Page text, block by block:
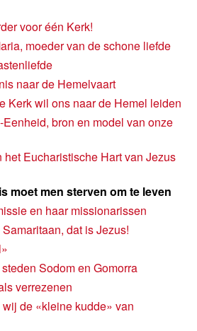
voor één Kerk!
moeder van de schone liefde
naar de Hemelvaart
Kerk wil ons naar de Hemel leiden
bron en model van onze
het Eucharistische Hart van Jezus
moet men sterven om te leven
en haar missionarissen
dat is Jezus!
Sodom en Gomorra
verrezenen
de «kleine kudde» van